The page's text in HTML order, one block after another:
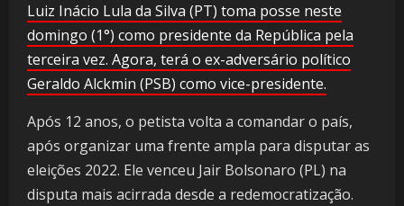
Luiz Inácio Lula da Silva (PT) toma posse neste
domingo (1°) como presidente da República pela
terceira vez. Agora, terá o ex-adversário político
Geraldo Alckmin (PSB) como vice-presidente.
Após 12 anos, o petista volta a comandar o país,
após organizar uma frente ampla para disputar as
eleições 2022. Ele venceu Jair Bolsonaro (PL) na
disputa mais acirrada desde a redemocratização.